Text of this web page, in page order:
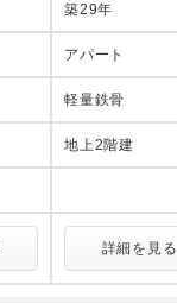
築29年
アパート
軽量鉄骨
地上2階建
詳細を見る